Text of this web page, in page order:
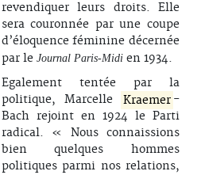
revendiquer leurs droits. Elle
sera couronnée par une coupe
d’éloquence féminine décernée
par le Journal Paris-Midien 1934.
Egalement tentée par la
politique, Marcelle
Kraemer -
Bach rejoint en 1924 le Parti
radical. « Nous connaissions
bien quelques hommes
politiques parmi nos relations,